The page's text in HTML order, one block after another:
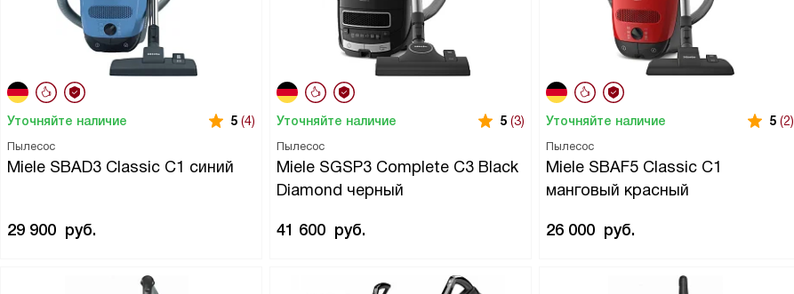
Пылесос
Miele SBAD3 Classic C1 синий
Уточняйте наличие 5 (4)
29 900 руб.
Пылесос
Miele SGSP3 Complete C3 Black
Diamond черный
Уточняйте наличие 5 (3)
41 600 руб.
Пылесос
Miele SBAF5 Classic C1
манговый красный
Уточняйте наличие 5 (2)
26 000 руб.